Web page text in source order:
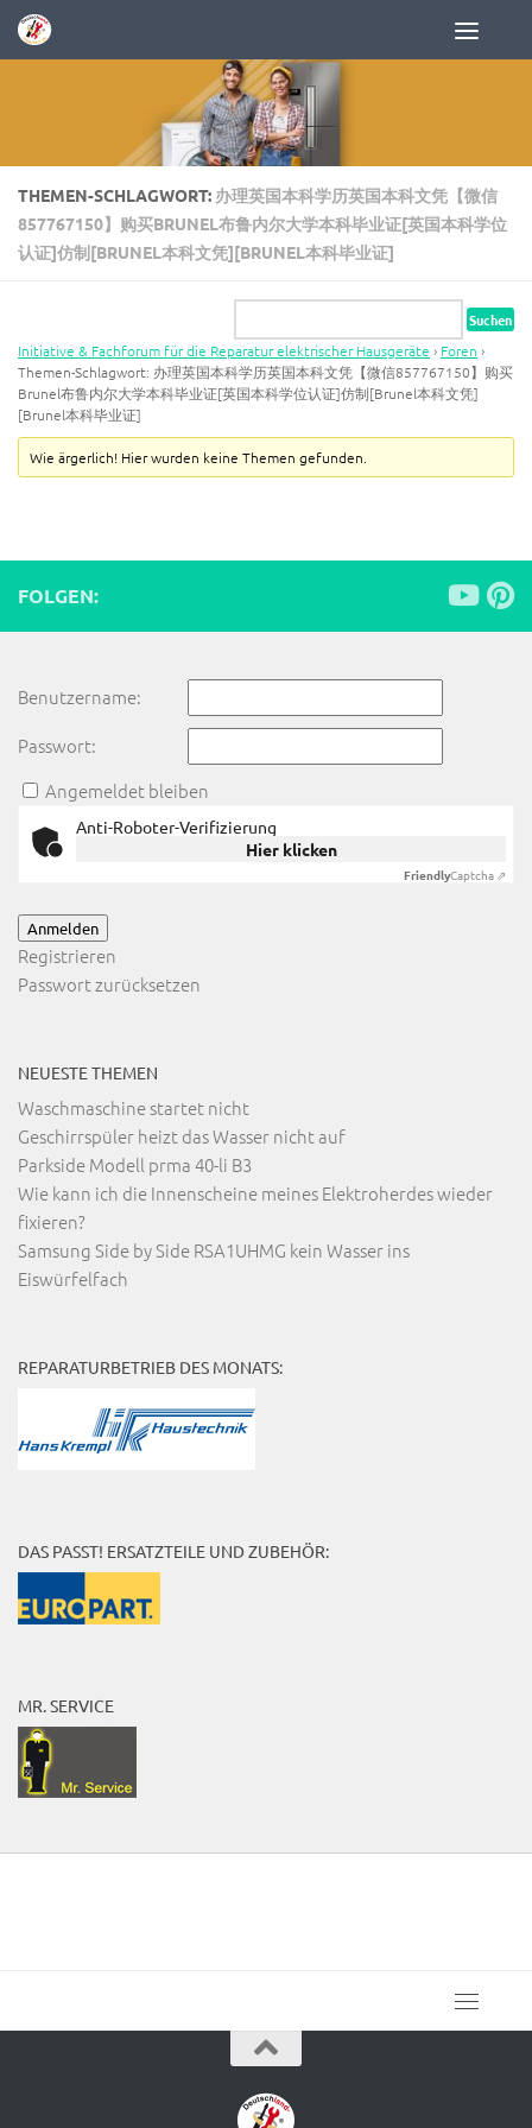
Zum Inhalt springen
THEMEN-SCHLAGWORT: 办理英国本科学历英国本科文凭【微信
857767150】购买BRUNEL布鲁内尔大学本科毕业证[英国本科学位
认证]仿制[BRUNEL本科文凭][BRUNEL本科毕业证]
Initiative & Fachforum für die Reparatur elektrischer Hausgeräte › Foren ›
Themen-Schlagwort: 办理英国本科学历英国本科文凭【微信857767150】购买
Brunel布鲁内尔大学本科毕业证[英国本科学位认证]仿制[Brunel本科文凭]
[Brunel本科毕业证]
Wie ärgerlich! Hier wurden keine Themen gefunden.
FOLGEN:
Benutzername:
Passwort:
Angemeldet bleiben
Anti-Roboter-Verifizierung
Hier klicken
FriendlyCaptcha ⇗
Anmelden
Registrieren
Passwort zurücksetzen
NEUESTE THEMEN
Waschmaschine startet nicht
Geschirrspüler heizt das Wasser nicht auf
Parkside Modell prma 40-li B3
Wie kann ich die Innenscheine meines Elektroherdes wieder
fixieren?
Samsung Side by Side RSA1UHMG kein Wasser ins
Eiswürfelfach
REPARATURBETRIEB DES MONATS:
DAS PASST! ERSATZTEILE UND ZUBEHÖR:
MR. SERVICE